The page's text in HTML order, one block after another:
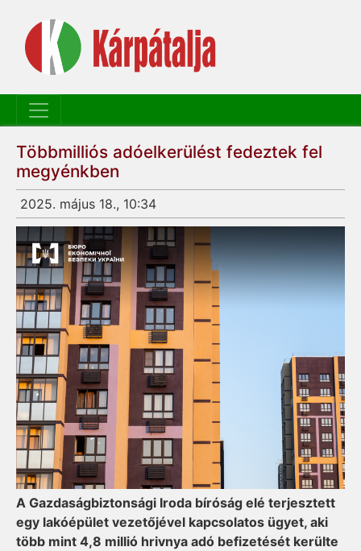
Többmilliós adóelkerülést fedeztek fel
megyénkben
2025. május 18., 10:34
A Gazdaságbiztonsági Iroda bíróság elé terjesztett
egy lakóépület vezetőjével kapcsolatos ügyet, aki
több mint 4,8 millió hrivnya adó befizetését kerülte